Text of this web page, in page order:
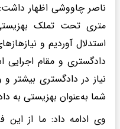
متری تحت تملک
استدلال آوردیم و
دادگستری و مقام اجرایی
نیاز در دادگستری بیشتر
شما به‌عنوان بهزیستی به
وی ادامه داد: ما از این